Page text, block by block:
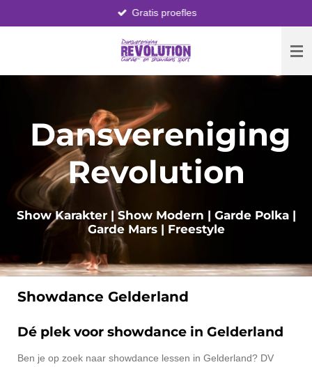
direct
hoofdinhoud
Gratis proefles
Dansvereniging
Revolution
Show Karakter | Show Modern | Garde Polka |
Garde Mars | Freestyle
Showdance Gelderland
Dé plek voor showdance in Gelderland
Ben je op zoek naar showdance lessen in Gelderland? DV